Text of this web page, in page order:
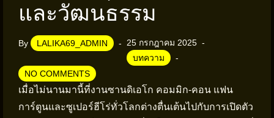
และวัฒนธรรม
By LALIKA69_ADMIN
25 กรกฎาคม 2025
บทความ
NO COMMENTS
เมื่อไม่นานมานี้ที่งานซานดิเอโก คอมมิก-คอน แฟน
การ์ตูนและซูเปอร์ฮีโร่ทั่วโลกต่างตื่นเต้นไปกับการเปิดตัว